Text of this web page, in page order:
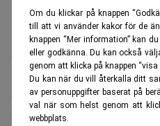
Om du klickar på knappen
till att vi använder kakor för de
knappen “Mer information” kan
eller godkänna. Du kan också
genom att klicka på knappen “visa
Du kan när du vill återkalla ditt
av personuppgifter baserat på
val när som helst genom att
webbplats.
De amerikanska
andra kvartal när
Höga intäkter från
återhämtning inom
resultatlyftet.